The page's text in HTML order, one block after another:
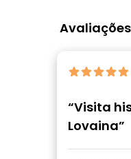
Avaliações
“Visita
Lovaina”